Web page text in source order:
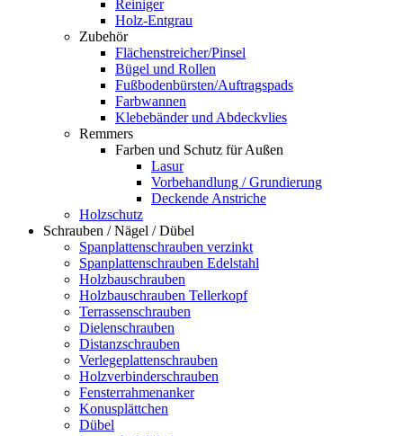
Reiniger
Holz-Entgrau
Zubehör
Flächenstreicher/Pinsel
Bügel und Rollen
Fußbodenbürsten/Auftragspads
Farbwannen
Klebebänder und Abdeckvlies
Remmers
Farben und Schutz für Außen
Lasur
Vorbehandlung / Grundierung
Deckende Anstriche
Holzschutz
Schrauben / Nägel / Dübel
Spanplattenschrauben verzinkt
Spanplattenschrauben Edelstahl
Holzbauschrauben
Holzbauschrauben Tellerkopf
Terrassenschrauben
Dielenschrauben
Distanzschrauben
Verlegeplattenschrauben
Holzverbinderschrauben
Fensterrahmenanker
Konusplättchen
Dübel